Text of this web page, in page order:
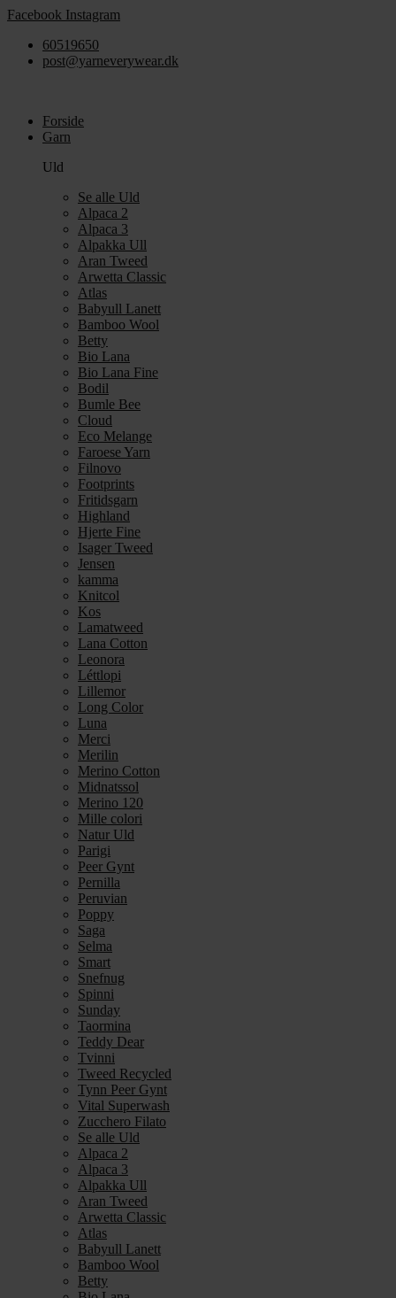
Videre
indhold
Facebook Instagram
60519650
post@yarneverywear.dk
Forside
Garn
Uld
Se alle Uld
Alpaca 2
Alpaca 3
Alpakka Ull
Aran Tweed
Arwetta Classic
Atlas
Babyull Lanett
Bamboo Wool
Betty
Bio Lana
Bio Lana Fine
Bodil
Bumle Bee
Cloud
Eco Melange
Faroese Yarn
Filnovo
Footprints
Fritidsgarn
Highland
Hjerte Fine
Isager Tweed
Jensen
kamma
Knitcol
Kos
Lamatweed
Lana Cotton
Leonora
Léttlopi
Lillemor
Long Color
Luna
Merci
Merilin
Merino Cotton
Midnatssol
Merino 120
Mille colori
Natur Uld
Parigi
Peer Gynt
Pernilla
Peruvian
Poppy
Saga
Selma
Smart
Snefnug
Spinni
Sunday
Taormina
Teddy Dear
Tvinni
Tweed Recycled
Tynn Peer Gynt
Vital Superwash
Zucchero Filato
Se alle Uld
Alpaca 2
Alpaca 3
Alpakka Ull
Aran Tweed
Arwetta Classic
Atlas
Babyull Lanett
Bamboo Wool
Betty